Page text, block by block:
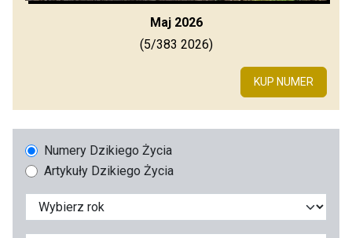
Maj 2026
(5/383 2026)
KUP NUMER
Numery Dzikiego Życia
Artykuły Dzikiego Życia